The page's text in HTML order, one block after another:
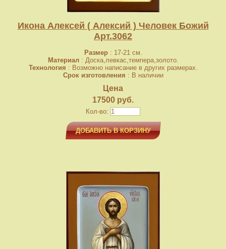
Икона Алексей ( Алексий ) Человек Божий
Арт.3062
Размер: 17-21 см.
Материал: Доска,левкас,темпера,золото.
Технология : Возможно написание в других размерах.
Срок изготовления : В наличии
Цена
17500 руб.
Кол-во:
ДОБАВИТЬ В КОРЗИНУ